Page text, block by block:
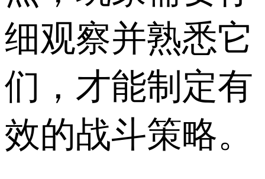
细观察并熟悉它
们，才能制定有
效的战斗策略。